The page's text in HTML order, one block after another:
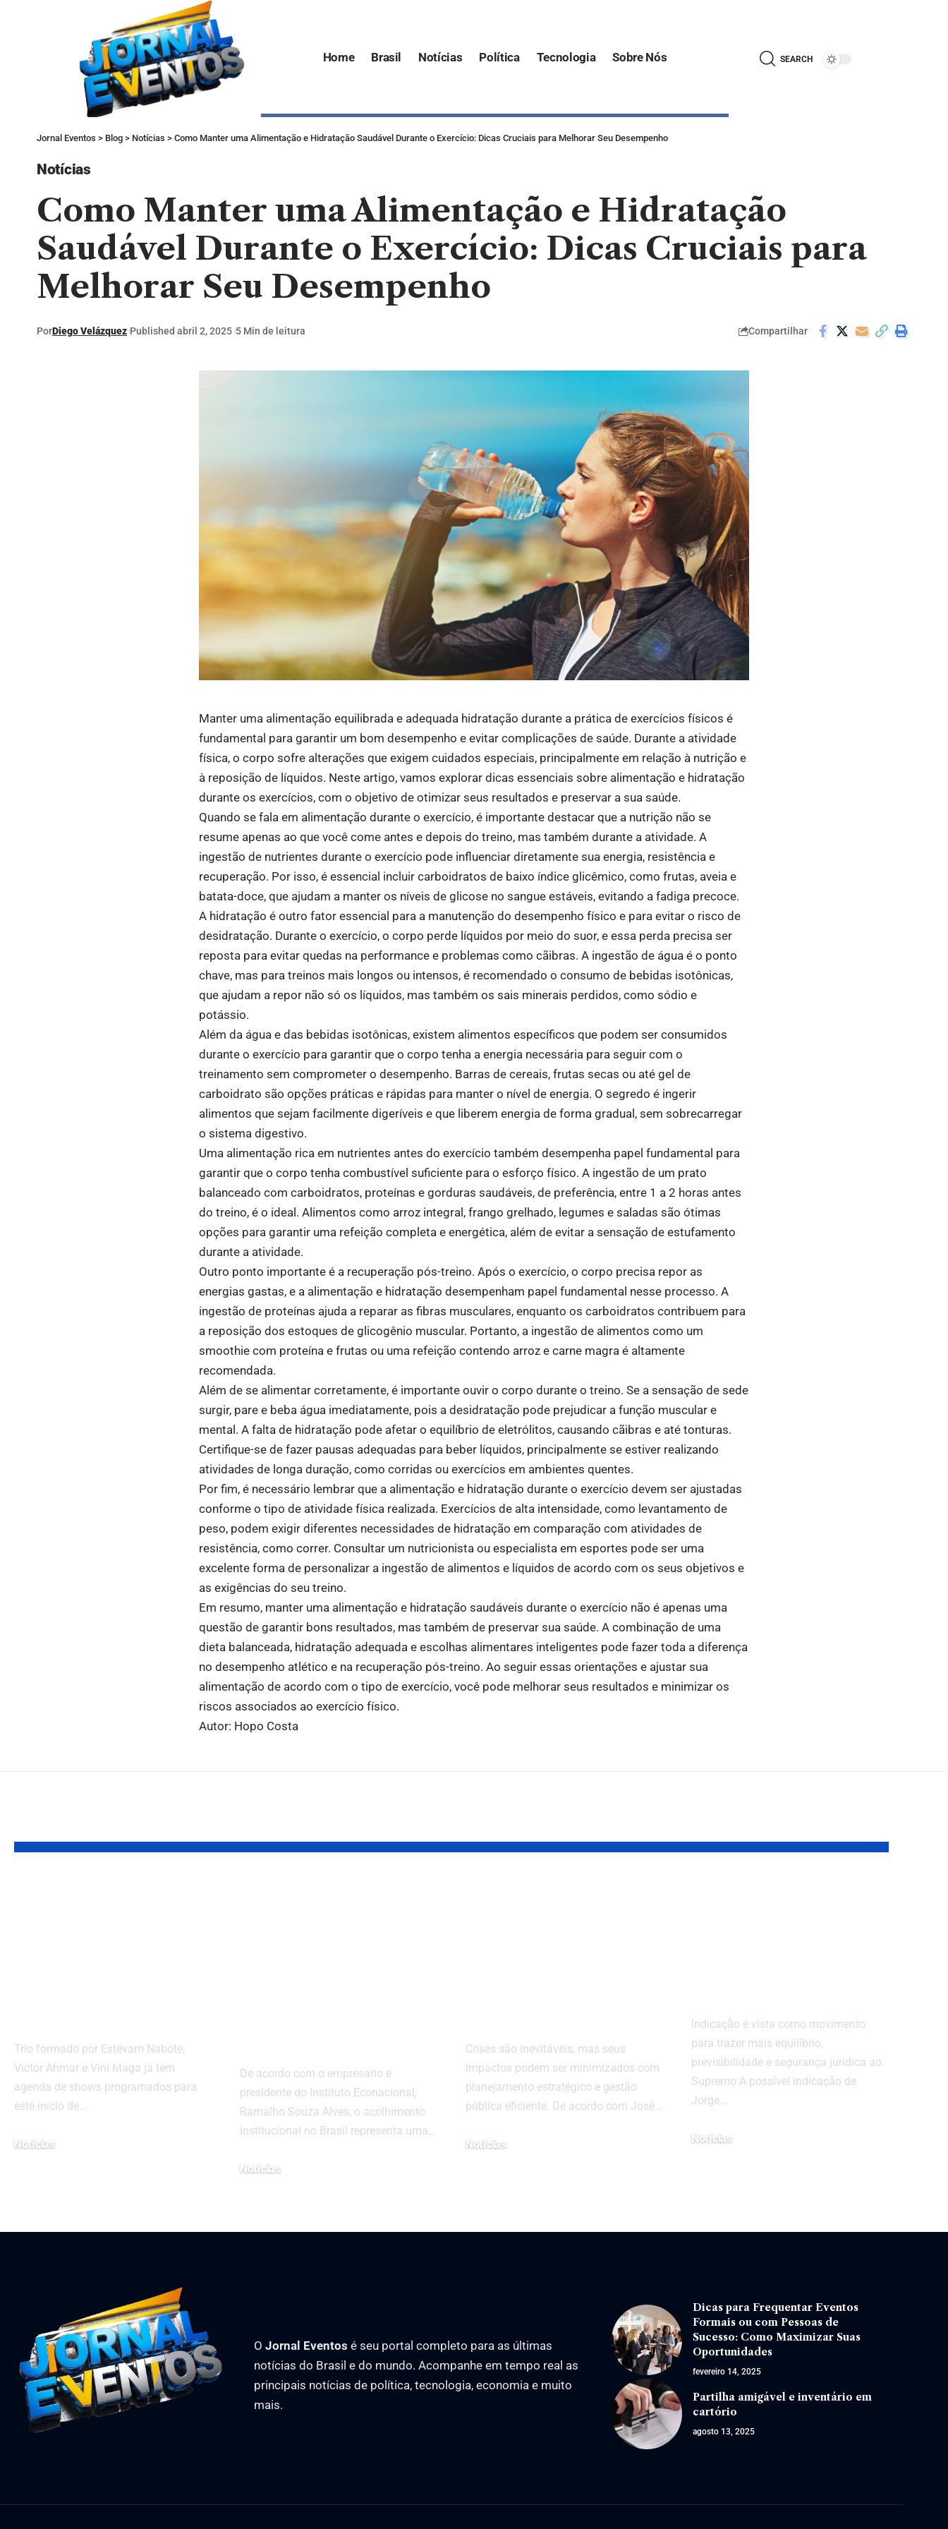
Home Brasil Notícias Política Tecnologia Sobre Nós SEARCH
Jornal Eventos > Blog > Notícias > Como Manter uma Alimentação e Hidratação Saudável Durante o Exercício: Dicas Cruciais para Melhorar Seu Desempenho
Notícias
Como Manter uma Alimentação e Hidratação
Saudável Durante o Exercício: Dicas Cruciais para
Melhorar Seu Desempenho
PorDiego Velázquez Published abril 2, 2025 5 Min de leitura Compartilhar
Manter uma alimentação equilibrada e adequada hidratação durante a prática de exercícios físicos é
fundamental para garantir um bom desempenho e evitar complicações de saúde. Durante a atividade
física, o corpo sofre alterações que exigem cuidados especiais, principalmente em relação à nutrição e
à reposição de líquidos. Neste artigo, vamos explorar dicas essenciais sobre alimentação e hidratação
durante os exercícios, com o objetivo de otimizar seus resultados e preservar a sua saúde.
Quando se fala em alimentação durante o exercício, é importante destacar que a nutrição não se
resume apenas ao que você come antes e depois do treino, mas também durante a atividade. A
ingestão de nutrientes durante o exercício pode influenciar diretamente sua energia, resistência e
recuperação. Por isso, é essencial incluir carboidratos de baixo índice glicêmico, como frutas, aveia e
batata-doce, que ajudam a manter os níveis de glicose no sangue estáveis, evitando a fadiga precoce.
A hidratação é outro fator essencial para a manutenção do desempenho físico e para evitar o risco de
desidratação. Durante o exercício, o corpo perde líquidos por meio do suor, e essa perda precisa ser
reposta para evitar quedas na performance e problemas como cãibras. A ingestão de água é o ponto
chave, mas para treinos mais longos ou intensos, é recomendado o consumo de bebidas isotônicas,
que ajudam a repor não só os líquidos, mas também os sais minerais perdidos, como sódio e
potássio.
Além da água e das bebidas isotônicas, existem alimentos específicos que podem ser consumidos
durante o exercício para garantir que o corpo tenha a energia necessária para seguir com o
treinamento sem comprometer o desempenho. Barras de cereais, frutas secas ou até gel de
carboidrato são opções práticas e rápidas para manter o nível de energia. O segredo é ingerir
alimentos que sejam facilmente digeríveis e que liberem energia de forma gradual, sem sobrecarregar
o sistema digestivo.
Uma alimentação rica em nutrientes antes do exercício também desempenha papel fundamental para
garantir que o corpo tenha combustível suficiente para o esforço físico. A ingestão de um prato
balanceado com carboidratos, proteínas e gorduras saudáveis, de preferência, entre 1 a 2 horas antes
do treino, é o ideal. Alimentos como arroz integral, frango grelhado, legumes e saladas são ótimas
opções para garantir uma refeição completa e energética, além de evitar a sensação de estufamento
durante a atividade.
Outro ponto importante é a recuperação pós-treino. Após o exercício, o corpo precisa repor as
energias gastas, e a alimentação e hidratação desempenham papel fundamental nesse processo. A
ingestão de proteínas ajuda a reparar as fibras musculares, enquanto os carboidratos contribuem para
a reposição dos estoques de glicogênio muscular. Portanto, a ingestão de alimentos como um
smoothie com proteína e frutas ou uma refeição contendo arroz e carne magra é altamente
recomendada.
Além de se alimentar corretamente, é importante ouvir o corpo durante o treino. Se a sensação de sede
surgir, pare e beba água imediatamente, pois a desidratação pode prejudicar a função muscular e
mental. A falta de hidratação pode afetar o equilíbrio de eletrólitos, causando cãibras e até tonturas.
Certifique-se de fazer pausas adequadas para beber líquidos, principalmente se estiver realizando
atividades de longa duração, como corridas ou exercícios em ambientes quentes.
Por fim, é necessário lembrar que a alimentação e hidratação durante o exercício devem ser ajustadas
conforme o tipo de atividade física realizada. Exercícios de alta intensidade, como levantamento de
peso, podem exigir diferentes necessidades de hidratação em comparação com atividades de
resistência, como correr. Consultar um nutricionista ou especialista em esportes pode ser uma
excelente forma de personalizar a ingestão de alimentos e líquidos de acordo com os seus objetivos e
as exigências do seu treino.
Em resumo, manter uma alimentação e hidratação saudáveis durante o exercício não é apenas uma
questão de garantir bons resultados, mas também de preservar sua saúde. A combinação de uma
dieta balanceada, hidratação adequada e escolhas alimentares inteligentes pode fazer toda a diferença
no desempenho atlético e na recuperação pós-treino. Ao seguir essas orientações e ajustar sua
alimentação de acordo com o tipo de exercício, você pode melhorar seus resultados e minimizar os
riscos associados ao exercício físico.
Autor: Hopo Costa
Trio formado por Estevam Nabote,
Victor Ahmar e Vini Maga já tem
agenda de shows programados para
este início de…
Notícias
De acordo com o empresário e
presidente do Instituto Econacional,
Ramalho Souza Alves, o acolhimento
institucional no Brasil representa uma…
Notícias
Crises são inevitáveis, mas seus
impactos podem ser minimizados com
planejamento estratégico e gestão
pública eficiente. De acordo com José…
Notícias
Indicação é vista como movimento
para trazer mais equilíbrio,
previsibilidade e segurança jurídica ao
Supremo A possível indicação de
Jorge…
Notícias
O Jornal Eventos é seu portal completo para as últimas
notícias do Brasil e do mundo. Acompanhe em tempo real as
principais notícias de política, tecnologia, economia e muito
mais.
Dicas para Frequentar Eventos
Formais ou com Pessoas de
Sucesso: Como Maximizar Suas
Oportunidades
fevereiro 14, 2025
Partilha amigável e inventário em
cartório
agosto 13, 2025